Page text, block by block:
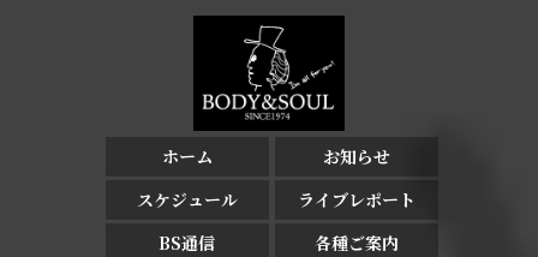
ホーム
お知らせ
スケジュール
ライブレポート
BS通信
各種ご案内